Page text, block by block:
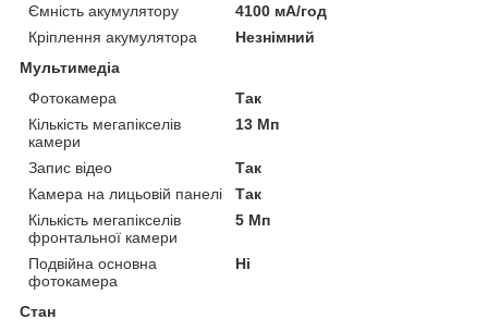
Ємність акумулятору
4100 мА/год
Кріплення акумулятора
Незнімний
Мультимедіа
Фотокамера
Так
Кількість мегапікселів
камери
13 Мп
Запис відео
Так
Камера на лицьовій панелі
Так
Кількість мегапікселів
фронтальної камери
5 Мп
Подвійна основна
фотокамера
Ні
Стан